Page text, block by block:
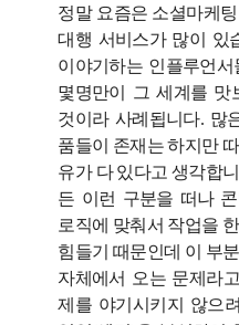
정말 요즘은 소셜마케
대행 서비스가 많이 있
이야기하는 인플루언
몇명만이 그 세계를 맛
것이라 사례 됩니다. 많
품들이 존재는 하지만
유가 다 있다고 생각합
든 이런 구분을 떠나
로직에 맞춰서 작업을
힘들기 때문인데 이 부
자체에서 오는 문제라
제를 야기시키지 않으